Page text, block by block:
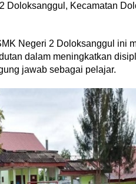
Doloksanggul, Kecamatan
Negeri 2 Doloksanggul ini
dalam meningkatkan
jawab sebagai pelajar.